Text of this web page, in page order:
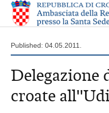
Published: 04.05.2011.
Delegazione
croate